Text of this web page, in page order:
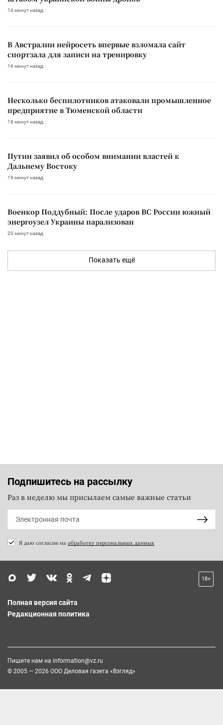
14 минут назад
В Австралии нейросеть впервые взломала сайт
спортзала для записи на тренировку
16 минут назад
Несколько беспилотников атаковали промышленное
предприятие в Тюменской области
18 минут назад
Путин заявил об особом внимании властей к
Дальнему Востоку
19 минут назад
Военкор Поддубный: После ударов ВС России южный
энергоузел Украины парализован
20 минут назад
Показать ещё
Подпишитесь на рассылку
Раз в неделю мы присылаем самые важные статьи
Я даю согласие на обработку персональных данных
18+
Полная версия сайта
Редакционная политика
Пишите нам на information@vz.ru
© 2005 — 2026 ООО Деловая газета «Взгляд»